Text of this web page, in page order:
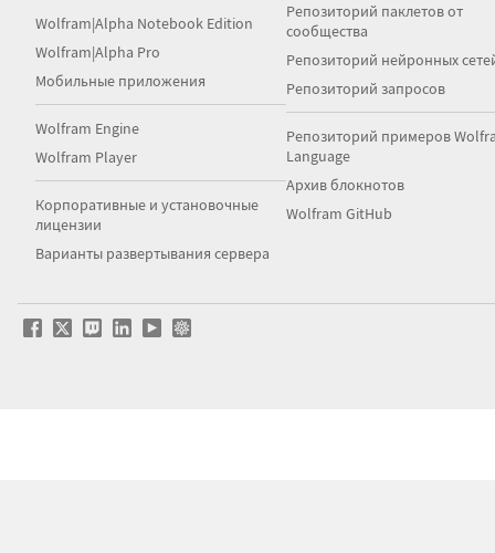
Wolfram|Alpha Notebook Edition
Wolfram|Alpha Pro
Мобильные приложения
Wolfram Engine
Wolfram Player
Корпоративные и установочные
лицензии
Варианты развертывания сервера
Репозиторий паклетов от
сообщества
Репозиторий нейронных
Репозиторий запросов
Репозиторий примеров
Language
Архив блокнотов
Wolfram GitHub